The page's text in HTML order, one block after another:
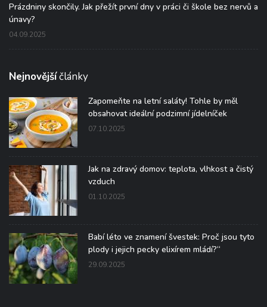
Prázdniny skončily. Jak přežít první dny v práci či škole bez nervů a
únavy?
04.09.2025
Nejnovějšíčlánky
Zapomeňte na letní saláty! Tohle by měl
obsahovat ideální podzimní jídelníček
07.10.2025
Jak na zdravý domov: teplota, vlhkost a čistý
vzduch
01.10.2025
Babí léto ve znamení švestek: Proč jsou tyto
plody i jejich pecky elixírem mládí?“
29.09.2025